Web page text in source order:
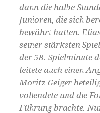
dann die halbe
Junioren, die sich
bewährt hatten.
seiner stärksten
der 58. Spielminute
leitete auch einen
Moritz Geiger
vollendete und die
Führung brachte.